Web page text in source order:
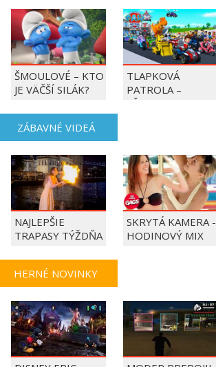
ŠMOULOVÉ – KTO
JE VÄČŠÍ SILÁK?
TLAPKOVÁ
PATROLA –
VŠETKY LABKY DO
ZÁBAVNÉ VIDEÁ
NAJLEPŠIE
TRAPASY TÝŽDŇA
SKRYTÁ KAMERA -
HODINOVÝ MIX
HERNÉ NOVINKY